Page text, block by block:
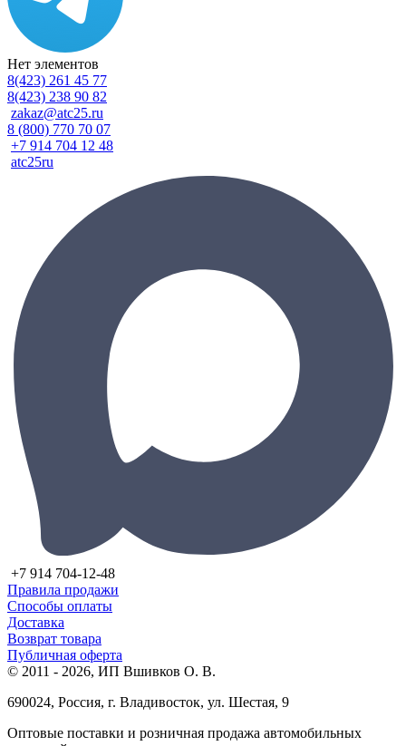
Нет элементов
8(423) 261 45 77
8(423) 238 90 82
zakaz@atc25.ru
8 (800) 770 70 07
+7 914 704 12 48
atc25ru
+7 914 704-12-48
Правила продажи
Способы оплаты
Доставка
Возврат товара
Публичная оферта
© 2011 - 2026, ИП Вшивков О. В.
690024, Россия, г. Владивосток, ул. Шестая, 9
Оптовые поставки и розничная продажа автомобильных